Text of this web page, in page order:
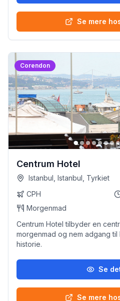
Se mere
Corendon
Centrum Hotel
Istanbul, Istanbul, Tyrkiet
CPH
Morgenmad
Centrum Hotel tilbyder en
morgenmad og nem adgang
historie.
Se
Se mere